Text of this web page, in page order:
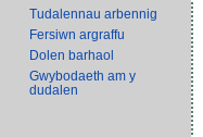
Tudalennau arbennig
Fersiwn argraffu
Dolen barhaol
Gwybodaeth am y
dudalen